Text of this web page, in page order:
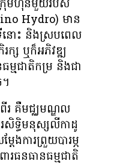
រុមហ៊ុន​មួយ​របស់​
Hydro) មាន​
នោះ និង​ស្រប​ពេល​
ក្ស ឬ​ក៏​អភិវឌ្ឍ​
ម្មជាតិ​កម្រ និង​ជា​
ពីរ គឺ​មជ្ឈមណ្ឌល​
រ​សិទ្ធិ​មនុស្ស​លីកាដូ
ង​ការ​ព្រួយ​បារម្ភ​
រ​ធនធាន​ធម្មជាតិ​